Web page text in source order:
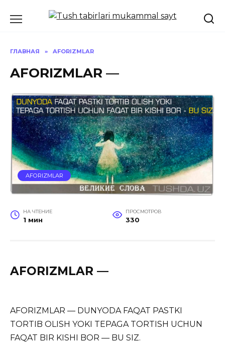
ГЛАВНАЯ » AFORIZMLAR
AFORIZMLAR —
AFORIZMLAR
НА ЧТЕНИЕ
1 мин
ПРОСМОТРОВ
330
AFORIZMLAR —
AFORIZMLAR — DUNYODA FAQAT PASTKI
TORTIB OLISH YOKI TEPAGA TORTISH UCHUN
FAQAT BIR KISHI BOR — BU SIZ.